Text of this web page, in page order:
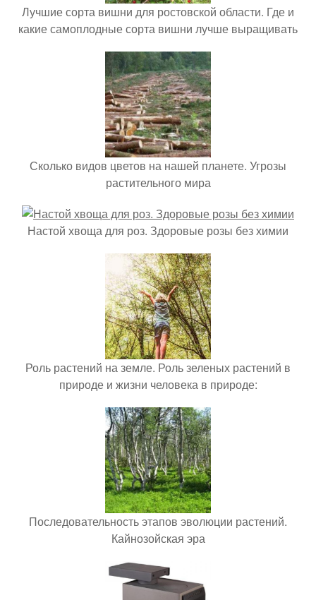
Лучшие сорта вишни для ростовской области. Где и
какие самоплодные сорта вишни лучше выращивать
Сколько видов цветов на нашей планете. Угрозы
растительного мира
Настой хвоща для роз. Здоровые розы без химии
Роль растений на земле. Роль зеленых растений в
природе и жизни человека в природе:
Последовательность этапов эволюции растений.
Кайнозойская эра